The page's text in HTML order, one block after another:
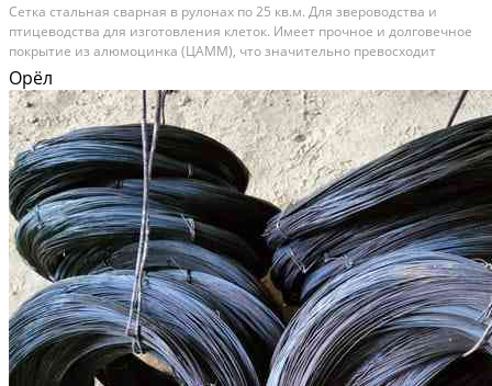
Сетка стальная сварная в рулонах по 25 кв.м. Для звероводства и
птицеводства для изготовления клеток. Имеет прочное и долговечное
покрытие из алюмоцинка (ЦАММ), что значительно превосходит
обычную оцинковку по качеству и сроку службы. Различные ячейки 12,
5х75; 15х25, 15х50; 15х75, 25х25; 25х50...
Орёл